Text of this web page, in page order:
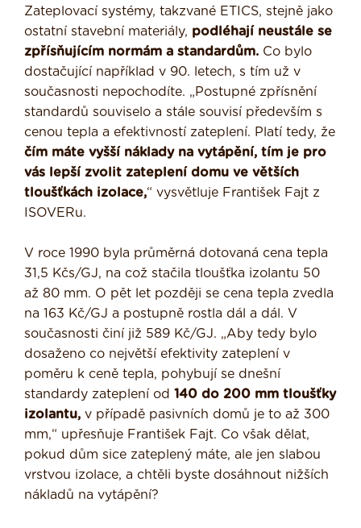
Zateplovací systémy, takzvané ETICS, stejně jako
ostatní stavební materiály, podléhají neustále se
zpřísňujícím normám a standardům. Co bylo
dostačující například v 90. letech, s tím už v
současnosti nepochodíte. „Postupné zpřísnění
standardů souviselo a stále souvisí především s
cenou tepla a efektivností zateplení. Platí tedy, že
čím máte vyšší náklady na vytápění, tím je pro
vás lepší zvolit zateplení domu ve větších
tloušťkách izolace,“ vysvětluje František Fajt z
ISOVERu.
V roce 1990 byla průměrná dotovaná cena tepla
31,5 Kčs/GJ, na což stačila tloušťka izolantu 50
až 80 mm. O pět let později se cena tepla zvedla
na 163 Kč/GJ a postupně rostla dál a dál. V
současnosti činí již 589 Kč/GJ. „Aby tedy bylo
dosaženo co největší efektivity zateplení v
poměru k ceně tepla, pohybují se dnešní
standardy zateplení od 140 do 200 mm tloušťky
izolantu, v případě pasivních domů je to až 300
mm,“ upřesňuje František Fajt. Co však dělat,
pokud dům sice zateplený máte, ale jen slabou
vrstvou izolace, a chtěli byste dosáhnout nižších
nákladů na vytápění?